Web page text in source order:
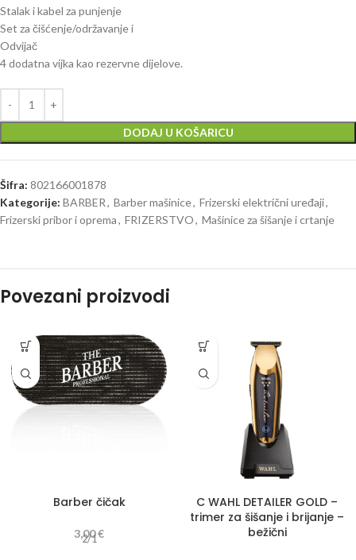
Stalak i kabel za punjenje
Set za čišćenje/održavanje i
Odvijač
4 dodatna vijka kao rezervne dijelove.
DODAJ U KOŠARICU
Šifra: 802166001878
Kategorije: BARBER, Barber mašinice, Frizerski električni uređaji,
Frizerski pribor i oprema, FRIZERSTVO, Mašinice za šišanje i crtanje
Povezani proizvodi
Barber čičak
3,00€
2/1
C WAHL DETAILER GOLD –
trimer za šišanje i brijanje –
bežični